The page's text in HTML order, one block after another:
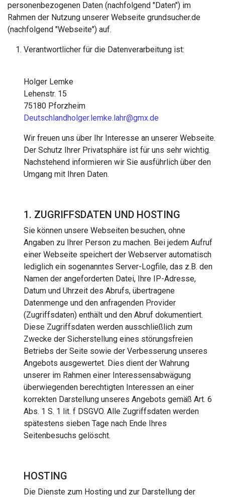
personenbezogenen Daten (nachfolgend "Daten") im
Rahmen der Nutzung unserer Webseite grundsucher.de
(nachfolgend "Webseite") auf.
Verantwortlicher für die Datenverarbeitung ist:
Holger Lemke
Lehenstr. 15
75180 Pforzheim
Deutschlandholger.lemke.lahr@gmx.de
Wir freuen uns über Ihr Interesse an unserer Webseite.
Der Schutz Ihrer Privatsphäre ist für uns sehr wichtig.
Nachstehend informieren wir Sie ausführlich über den
Umgang mit Ihren Daten.
1. ZUGRIFFSDATEN UND HOSTING
Sie können unsere Webseiten besuchen, ohne
Angaben zu Ihrer Person zu machen. Bei jedem Aufruf
einer Webseite speichert der Webserver automatisch
lediglich ein sogenanntes Server-Logfile, das z.B. den
Namen der angeforderten Datei, Ihre IP-Adresse,
Datum und Uhrzeit des Abrufs, übertragene
Datenmenge und den anfragenden Provider
(Zugriffsdaten) enthält und den Abruf dokumentiert.
Diese Zugriffsdaten werden ausschließlich zum
Zwecke der Sicherstellung eines störungsfreien
Betriebs der Seite sowie der Verbesserung unseres
Angebots ausgewertet. Dies dient der Wahrung
unserer im Rahmen einer Interessensabwägung
überwiegenden berechtigten Interessen an einer
korrekten Darstellung unseres Angebots gemäß Art. 6
Abs. 1 S. 1 lit. f DSGVO. Alle Zugriffsdaten werden
spätestens sieben Tage nach Ende Ihres
Seitenbesuchs gelöscht.
HOSTING
Die Dienste zum Hosting und zur Darstellung der